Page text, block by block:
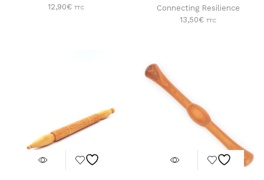
12,90€ TTC
Connecting Resilience
13,50€ TTC